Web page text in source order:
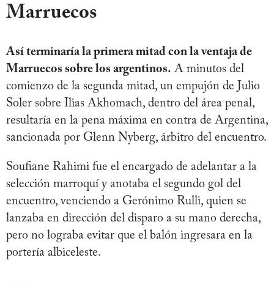
Marruecos
Así terminaría la primera mitad con la ventaja de
Marruecos sobre los argentinos. A minutos del
comienzo de la segunda mitad, un empujón de Julio
Soler sobre Ilias Akhomach, dentro del área penal,
resultaría en la pena máxima en contra de Argentina,
sancionada por Glenn Nyberg, árbitro del encuentro.
Soufiane Rahimi fue el encargado de adelantar a la
selección marroquí y anotaba el segundo gol del
encuentro, venciendo a Gerónimo Rulli, quien se
lanzaba en dirección del disparo a su mano derecha,
pero no lograba evitar que el balón ingresara en la
portería albiceleste.